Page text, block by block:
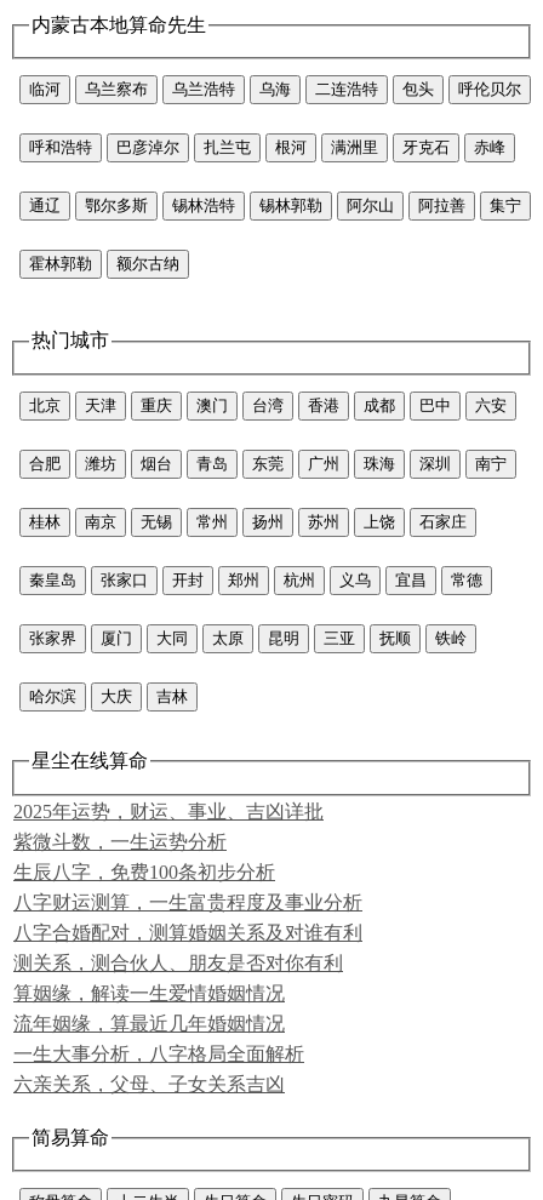
内蒙古本地算命先生
临河 乌兰察布 乌兰浩特 乌海 二连浩特 包头 呼伦贝尔
呼和浩特 巴彦淖尔 扎兰屯 根河 满洲里 牙克石 赤峰
通辽 鄂尔多斯 锡林浩特 锡林郭勒 阿尔山 阿拉善 集宁
霍林郭勒 额尔古纳
热门城市
北京 天津 重庆 澳门 台湾 香港 成都 巴中 六安
合肥 潍坊 烟台 青岛 东莞 广州 珠海 深圳 南宁
桂林 南京 无锡 常州 扬州 苏州 上饶 石家庄
秦皇岛 张家口 开封 郑州 杭州 义乌 宜昌 常德
张家界 厦门 大同 太原 昆明 三亚 抚顺 铁岭
哈尔滨 大庆 吉林
星尘在线算命
2025年运势，财运、事业、吉凶详批
紫微斗数，一生运势分析
生辰八字，免费100条初步分析
八字财运测算，一生富贵程度及事业分析
八字合婚配对，测算婚姻关系及对谁有利
测关系，测合伙人、朋友是否对你有利
算姻缘，解读一生爱情婚姻情况
流年姻缘，算最近几年婚姻情况
一生大事分析，八字格局全面解析
六亲关系，父母、子女关系吉凶
简易算命